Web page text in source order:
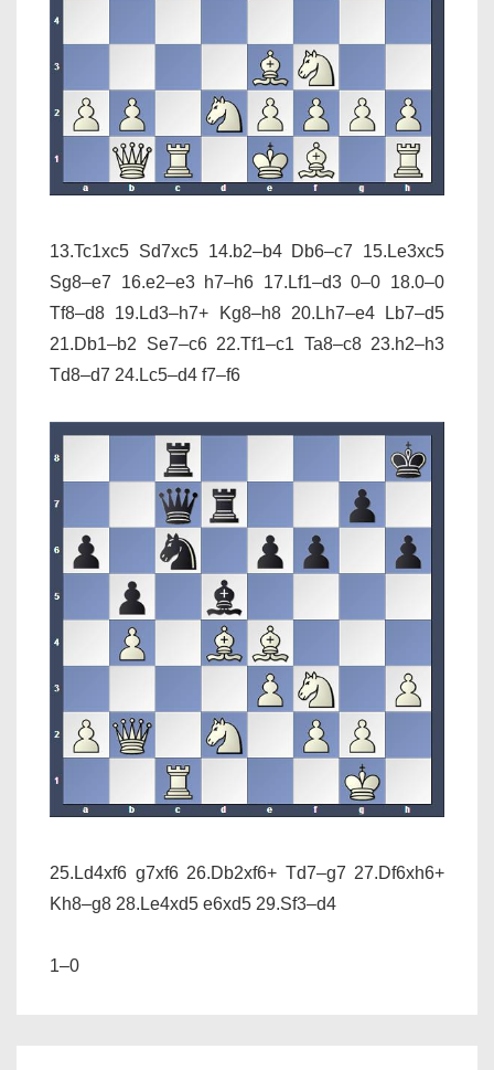
13.Tc1xc5 Sd7xc5 14.b2–b4 Db6–c7 15.Le3xc5
Sg8–e7 16.e2–e3 h7–h6 17.Lf1–d3 0–0 18.0–0
Tf8–d8 19.Ld3–h7+ Kg8–h8 20.Lh7–e4 Lb7–d5
21.Db1–b2 Se7–c6 22.Tf1–c1 Ta8–c8 23.h2–h3
Td8–d7 24.Lc5–d4 f7–f6
25.Ld4xf6 g7xf6 26.Db2xf6+ Td7–g7 27.Df6xh6+
Kh8–g8 28.Le4xd5 e6xd5 29.Sf3–d4
1–0